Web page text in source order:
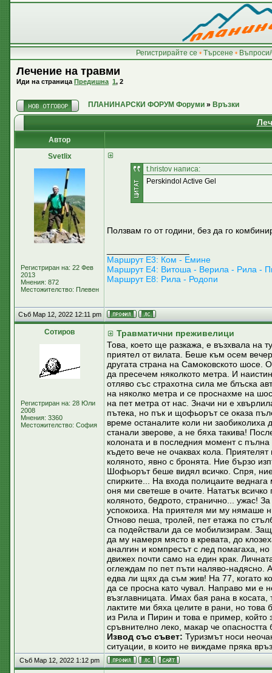
Регистрирайте се • Търсене •
Лечение на травми
Иди на страница Предишна 1, 2
ПЛАНИНАРСКИ ФОРУМ Форуми » Връзки
Автор
Svetlix
Регистриран на: 22 Фев
2013
Мнения: 872
Местожителство: Плевен
t.hristov написа:
Perskindol Active Gel
Ползвам го от години, без да го
Маршрут E3: Ком - Емине
Маршрут Е4: Витоша - Верила - Рила -
Маршрут Е8: Рила - Родопи
Съб Мар 12, 2022 12:11 pm
Сотиров
Регистриран на: 28 Юли
2008
Мнения: 3360
Местожителство: София
Травматични преживелици
Това, което ще разкажа, е възхвала на
приятел от вилата. Беше към осем
другата страна на Самоковското шосе.
да пресечем няколкото метра. И
отляво със страхотна сила ме блъска
на няколко метра и се проснахме на
на пет метра от нас. Значи ни е
пътека, но пък и щофьорът се оказа
време останалите коли ни
станали зверове, а не бяха такива!
колоната и в последния момент с пълна
където вече не очаквах кола.
коляното, явно с бронята. Ние бързо
Шофьорът беше видял всичко. Спря,
спирките... На входа полицаите
оня ми светеше в очите. Нататък
коляното, бедрото, странично... ужас!
успокоиха. На приятеля ми му нямаше
Отново пеша, тролей, пет етажа по
са подействали да се мобилизирам.
да му намеря място в кревата, до
аналгин и компресът с лед помагаха,
движех почти само на един крак.
оглеждам по пет пъти наляво-надясно.
едва ли щях да съм жив! На 77, когато
да се просна като чувал. Направо ми е
възглавницата. Имах бая рана в
лактите ми бяха целите в рани, но това
из Рила и Пирин и това е пример, който
сръвнително леко, макар че
Извод със съвет: Туризмът носи
ситуации, в които не виждаме пряка
Съб Мар 12, 2022 1:12 pm